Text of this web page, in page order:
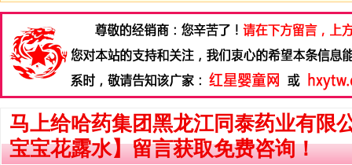
马上给哈药集团黑龙江同泰药业有限
宝宝花露水】留言获取免费咨询！